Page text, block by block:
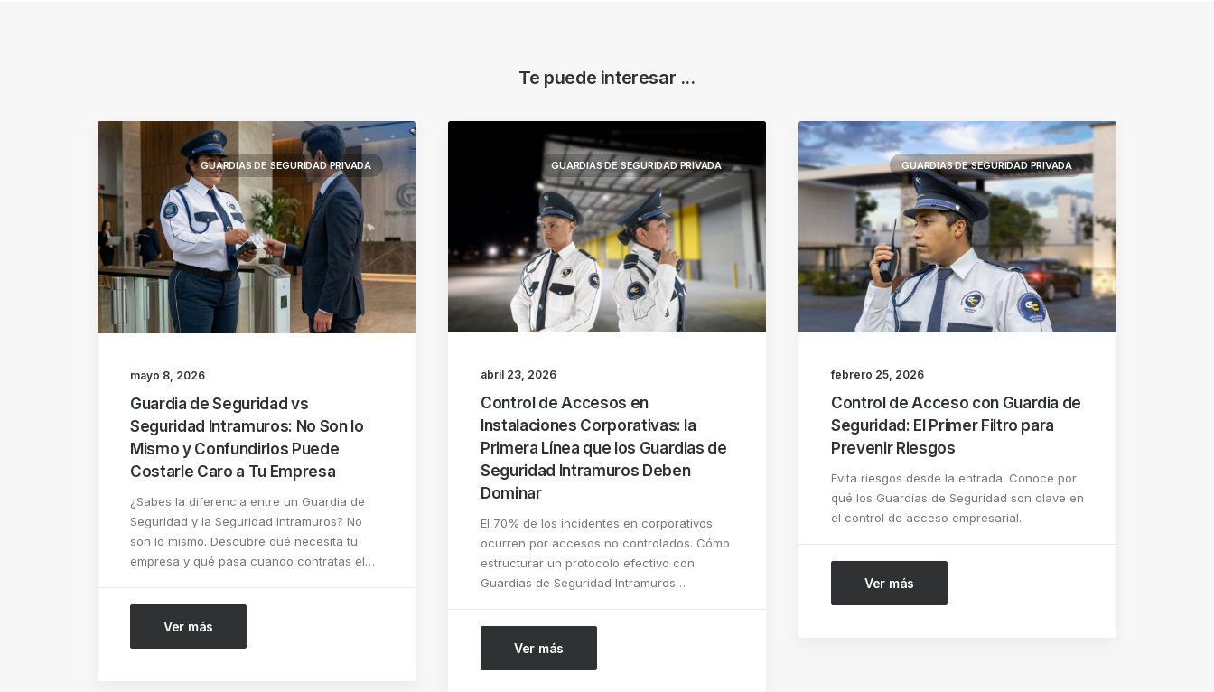
Te puede interesar ...
GUARDIAS DE SEGURIDAD PRIVADA
mayo 8, 2026
Guardia de Seguridad vs
Seguridad Intramuros: No Son lo
Mismo y Confundirlos Puede
Costarle Caro a Tu Empresa
¿Sabes la diferencia entre un Guardia de
Seguridad y la Seguridad Intramuros? No
son lo mismo. Descubre qué necesita tu
empresa y qué pasa cuando contratas el…
Ver más
GUARDIAS DE SEGURIDAD PRIVADA
abril 23, 2026
Control de Accesos en
Instalaciones Corporativas: la
Primera Línea que los Guardias de
Seguridad Intramuros Deben
Dominar
El 70% de los incidentes en corporativos
ocurren por accesos no controlados. Cómo
estructurar un protocolo efectivo con
Guardias de Seguridad Intramuros…
Ver más
GUARDIAS DE SEGURIDAD PRIVADA
febrero 25, 2026
Control de Acceso con Guardia de
Seguridad: El Primer Filtro para
Prevenir Riesgos
Evita riesgos desde la entrada. Conoce por
qué los Guardias de Seguridad son clave en
el control de acceso empresarial.
Ver más